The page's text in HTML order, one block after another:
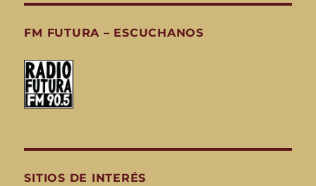
FM FUTURA – ESCUCHANOS
SITIOS DE INTERÉS